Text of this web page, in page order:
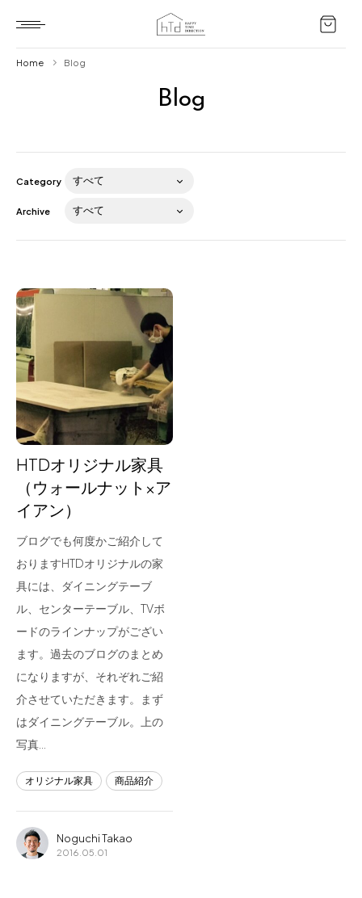
Blog
About us
for Business
Recruit
Contact
フラッグシップストア
熊本店
Arv
Blog
Home Blog
Category
Archive
HTDオリジナル家具
（ウォールナット×ア
イアン）
ブログでも何度かご紹介して
おりますHTDオリジナルの家
具には、ダイニングテーブ
ル、センターテーブル、TVボ
ードのラインナップがござい
ます。過去のブログのまとめ
になりますが、それぞれご紹
介させていただきます。まず
はダイニングテーブル。上の
写真…
オリジナル家具 商品紹介
Noguchi Takao
2016.05.01